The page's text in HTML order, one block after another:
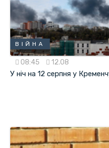
ВІЙНА
08:45 12.08
У ніч на 12 серпня у